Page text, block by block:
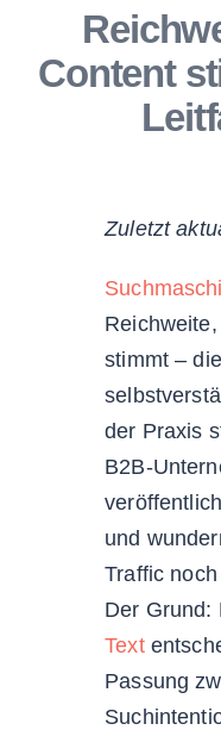
Content
Zuletzt
stimmt –
der Praxis
B2B-
und
Traffic
Der Grund:
Text
Passung